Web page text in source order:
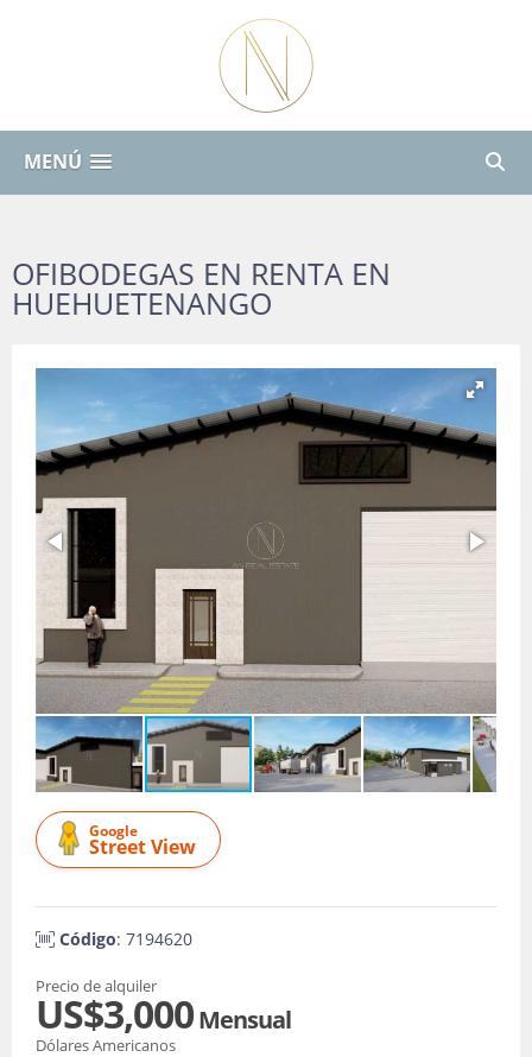
MENÚ
OFIBODEGAS EN RENTA EN
HUEHUETENANGO
Google
Street View
Código: 7194620
Precio de alquiler
US$3,000Mensual
Dólares Americanos